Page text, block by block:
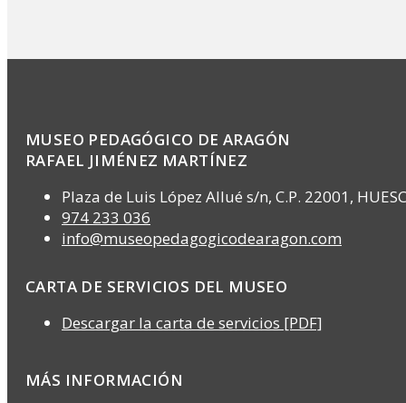
MUSEO PEDAGÓGICO DE ARAGÓN
RAFAEL JIMÉNEZ MARTÍNEZ
Plaza de Luis López Allué s/n, C.P. 22001,
974 233 036
info@museopedagogicodearagon.com
CARTA DE SERVICIOS DEL MUSEO
Descargar la carta de servicios [PDF]
MÁS INFORMACIÓN